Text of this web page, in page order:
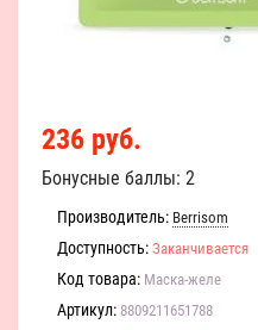
236 руб.
Бонусные баллы: 2
Производитель: Berrisom
Доступность: Заканчивается
Код товара: Маска-желе
Артикул: 8809211651788